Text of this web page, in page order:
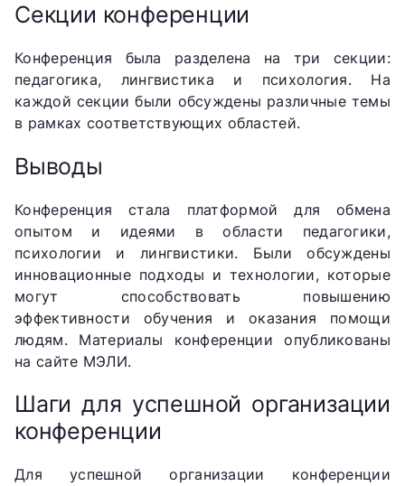
Секции конференции
Конференция была разделена на три секции:
педагогика, лингвистика и психология. На
каждой секции были обсуждены различные темы
в рамках соответствующих областей.
Выводы
Конференция стала платформой для обмена
опытом и идеями в области педагогики,
психологии и лингвистики. Были обсуждены
инновационные подходы и технологии, которые
могут способствовать повышению
эффективности обучения и оказания помощи
людям. Материалы конференции опубликованы
на сайте МЭЛИ.
Шаги для успешной организации
конференции
Для успешной организации конференции